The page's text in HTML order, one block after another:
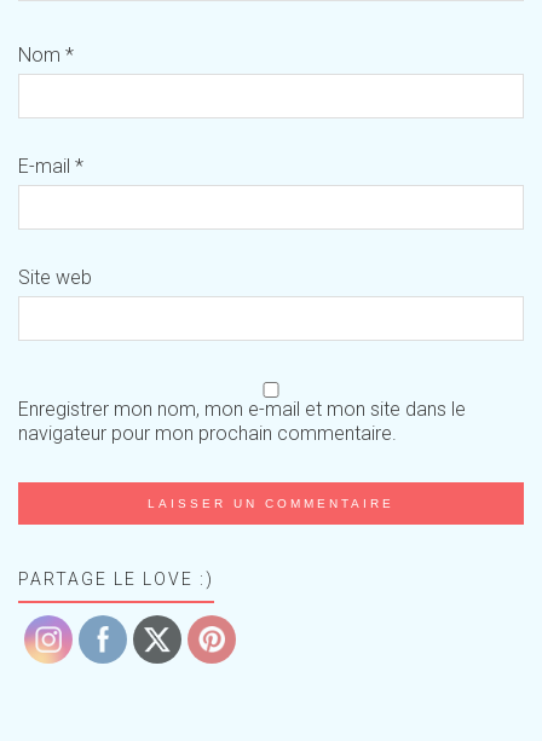
Nom *
E-mail *
Site web
Enregistrer mon nom, mon e-mail et mon site dans le
navigateur pour mon prochain commentaire.
PARTAGE LE LOVE :)